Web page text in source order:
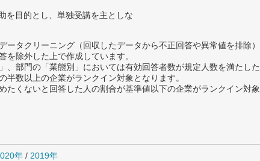
を目的とし、単独受講を主としな
タクリーニング（回収したデータから不正回答や異常値を排除）
除外した上で作成しています。
、部門の「業態別」においては有効回答者数が規定人数を満たし
半数以上の企業がランクイン対象となります。
くないと回答した人の割合が基準値以下の企業がランクイン対象
年 / 2019年